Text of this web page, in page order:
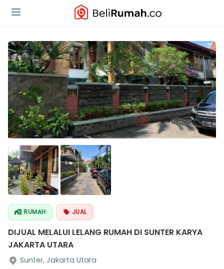
RUMAH JUAL
DIJUAL MELALUI LELANG RUMAH DI SUNTER KARYA
JAKARTA UTARA
Sunter, Jakarta Utara